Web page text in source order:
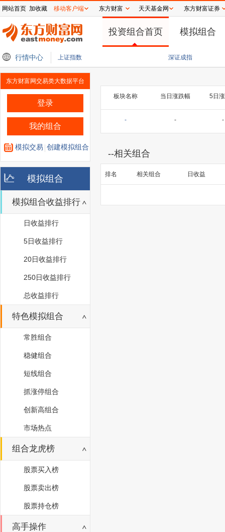
网站首页 加收藏 移动客户端 东方财富 天天基金网 东方财富证券
投资组合首页 模拟组合
行情中心 上证指数 深证成指
中期收入同比增加385%至400% 港股“药王”盘中市值突破6000亿港元 股价创
东方财富网交易类大数据平台
登录
我的组合
模拟交易 创建模拟组合
模拟组合
模拟组合收益排行
日收益排行
5日收益排行
20日收益排行
250日收益排行
总收益排行
特色模拟组合
常胜组合
稳健组合
短线组合
抓涨停组合
创新高组合
市场热点
组合龙虎榜
股票买入榜
股票卖出榜
股票持仓榜
高手操作
板块名称 当日涨跌幅 5日
- - -
--相关组合
排名 相关组合 日收益